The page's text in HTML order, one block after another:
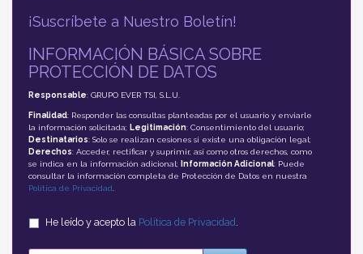
¡Suscríbete a Nuestro Boletín!
INFORMACIÓN BÁSICA SOBRE
PROTECCIÓN DE DATOS
Responsable: GRUPO EVER TSI, S.L.U.
Finalidad: Responder las consultas planteadas por el usuario y enviarle
la información solicitada; Legitimación: Consentimiento del usuario;
Destinatarios: Solo se realizan cesiones si existe una obligación legal;
Derechos: Acceder, rectificar y suprimir, así como otros derechos, como
se indica en la información adicional;
Información Adicional: Puede
consultar la información completa de Protección de Datos en nuestra
Política de Privacidad.
He leído y acepto la Política de Privacidad .